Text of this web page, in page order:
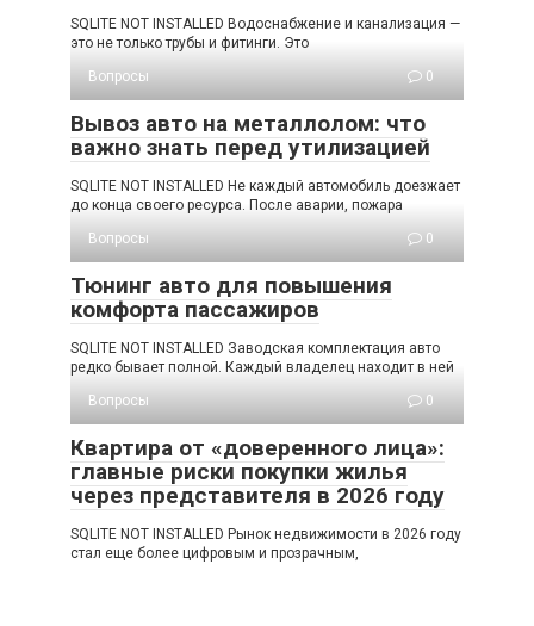
SQLITE NOT INSTALLED Водоснабжение и канализация —
это не только трубы и фитинги. Это
Вопросы
0
Вывоз авто на металлолом: что
важно знать перед утилизацией
SQLITE NOT INSTALLED Не каждый автомобиль доезжает
до конца своего ресурса. После аварии, пожара
Вопросы
0
Тюнинг авто для повышения
комфорта пассажиров
SQLITE NOT INSTALLED Заводская комплектация авто
редко бывает полной. Каждый владелец находит в ней
Вопросы
0
Квартира от «доверенного лица»:
главные риски покупки жилья
через представителя в 2026 году
SQLITE NOT INSTALLED Рынок недвижимости в 2026 году
стал еще более цифровым и прозрачным,